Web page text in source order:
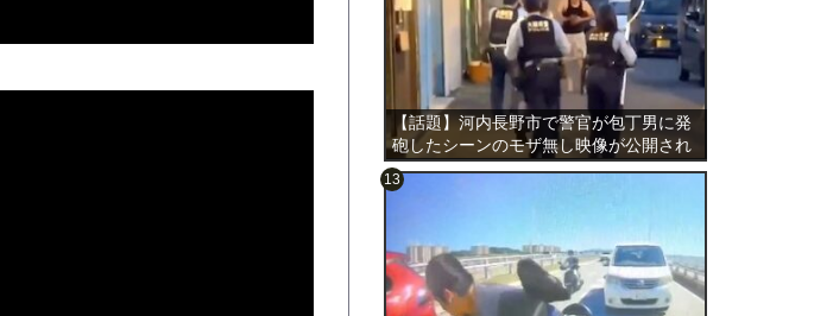
【話題】河内長野市で警官が包丁男に発
砲したシーンのモザ無し映像が公開され
る。